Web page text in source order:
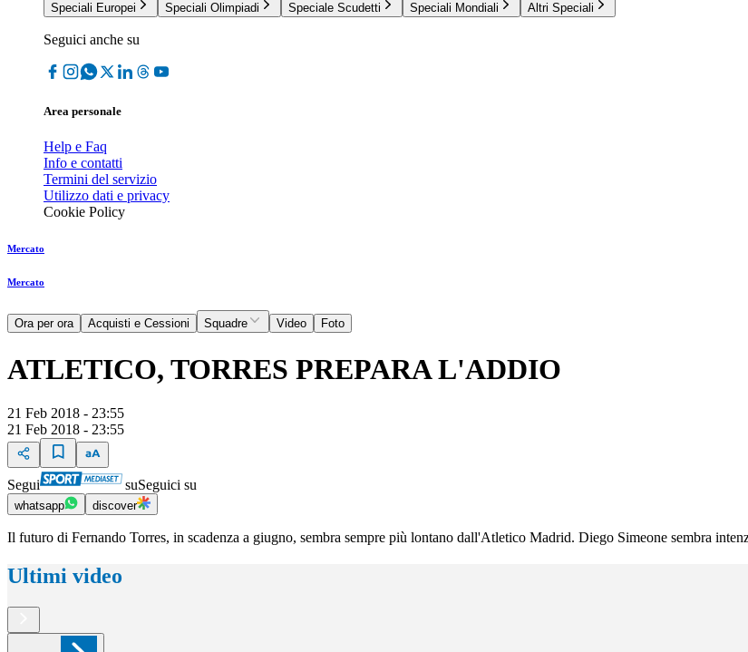
Speciali Europei
Speciali Olimpiadi Speciale Scudetti Speciali Mondiali Altri Speciali
Seguici anche su
Area personale
Help e Faq
Info e contatti
Termini del servizio
Utilizzo dati e privacy
Cookie Policy
Mercato
Mercato
Ora per ora Acquisti e Cessioni Squadre Video Foto
ATLETICO, TORRES PREPARA L'ADDIO
21 Feb 2018 - 23:55
21 Feb 2018 - 23:55
Segui suSeguici su
whatsapp discover
Il futuro di Fernando Torres, in scadenza a giugno, sembra sempre più lontano dall'Atletico Madrid. Diego Simeone sembra
Ultimi video